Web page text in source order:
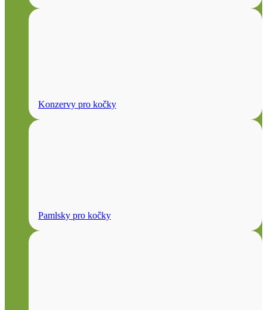
Konzervy pro kočky
Pamlsky pro kočky